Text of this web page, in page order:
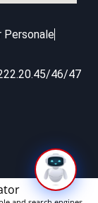
46/47